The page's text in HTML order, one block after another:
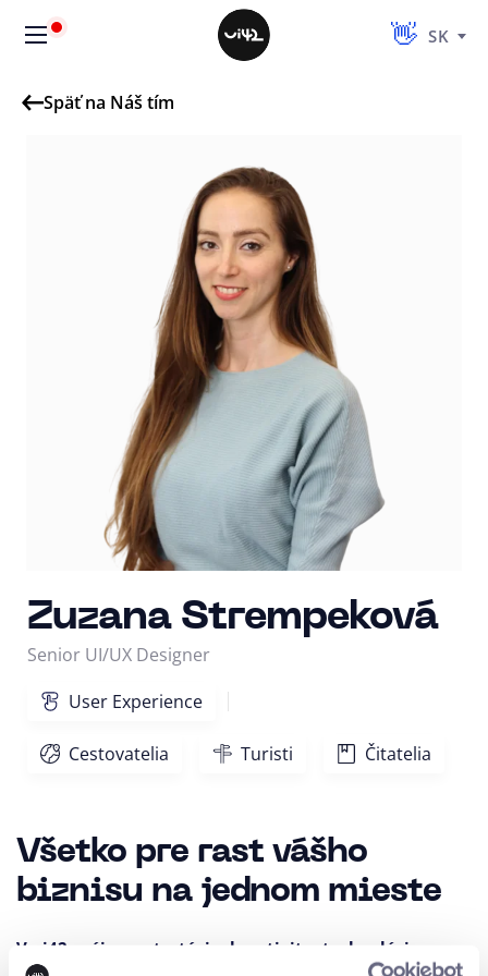
SK
Späť na Náš tím
Zuzana Strempeková
Senior UI/UX Designer
User Experience
Cestovatelia Turisti Čitatelia
Všetko pre rast vášho
biznisu na jednom mieste
V ui42 spájame stratégiu, kreativitu, technológie,